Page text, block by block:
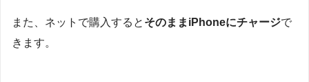
また、ネットで購入すると そのままiPhoneにチャージで
きます。